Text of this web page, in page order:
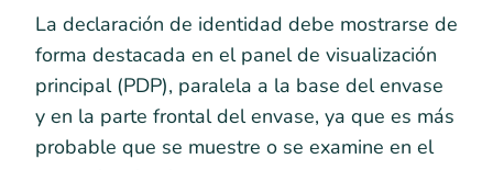
La declaración de identidad debe mostrarse de
forma destacada en el panel de visualización
principal (PDP), paralela a la base del envase
y en la parte frontal del envase, ya que es más
probable que se muestre o se examine en el